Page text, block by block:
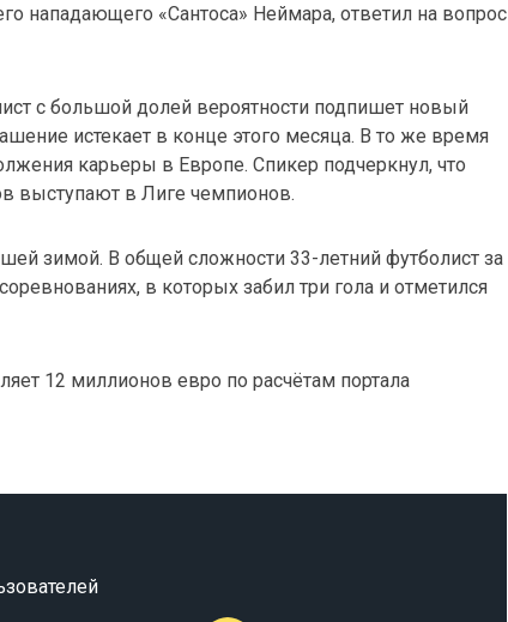
нападающего «Сантоса» Неймара, ответил на вопрос
с большой долей вероятности подпишет новый
истекает в конце этого месяца. В то же время
карьеры в Европе. Спикер подчеркнул, что
выступают в Лиге чемпионов.
зимой. В общей сложности 33-летний футболист за
в которых забил три гола и отметился
12 миллионов евро по расчётам портала